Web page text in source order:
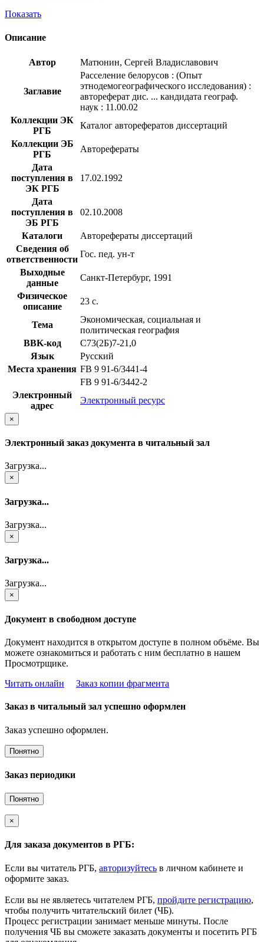
Показать
Описание
Автор Матюнин, Сергей Владиславович
Заглавие
Расселение белорусов : (Опыт
этнодемогеографического исследования) :
автореферат дис. ... кандидата географ.
наук : 11.00.02
Коллекции ЭК
РГБ
Каталог авторефератов диссертаций
Коллекции ЭБ
РГБ
Авторефераты
Дата
поступления в
ЭК РГБ
17.02.1992
Дата
поступления в
ЭБ РГБ
02.10.2008
Каталоги
Авторефераты диссертаций
Сведения об
ответственности
Гос. пед. ун-т
Выходные
данные
Санкт-Петербург, 1991
Физическое
описание
23 с.
Тема
Экономическая, социальная и
политическая география
BBK-код
С73(2Б)7-21,0
Язык
Русский
Места хранения FB 9 91-6/3441-4
FB 9 91-6/3442-2
Электронный
адрес
Электронный ресурс
×
Электронный заказ документа в читальный зал
Загрузка...
×
Загрузка...
Загрузка...
×
Загрузка...
Загрузка...
×
Документ в свободном доступе
Документ находится в открытом доступе в полном объёме. Вы
можете ознакомиться и работать с ним бесплатно в нашем
Просмотрщике.
Читать онлайн
Заказ копии фрагмента
Заказ в читальный зал успешно оформлен
Заказ успешно оформлен.
Понятно
Заказ периодики
Понятно
×
Для заказа документов в РГБ:
Если вы читатель РГБ, авторизуйтесь в личном кабинете и
оформите заказ.
Если вы не являетесь читателем РГБ, пройдите регистрацию,
чтобы получить читательский билет (ЧБ).
Процесс регистрации занимает меньше минуты. После
получения ЧБ вы сможете заказать документы и посетить РГБ